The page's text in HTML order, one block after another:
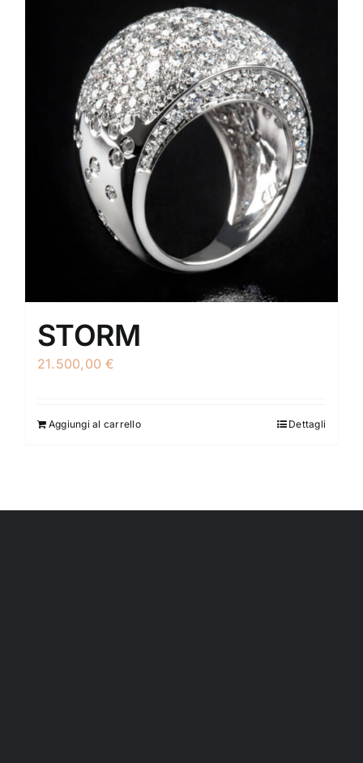
STORM
21.500,00€
Aggiungi al carrello Dettagli